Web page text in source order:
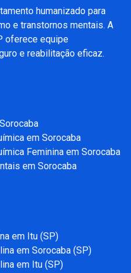
humanizado para
e transtornos mentais. A
oferece equipe
e reabilitação eficaz.
em Sorocaba
Feminina em Sorocaba
em Sorocaba
em Itu (SP)
em Sorocaba (SP)
em Itu (SP)